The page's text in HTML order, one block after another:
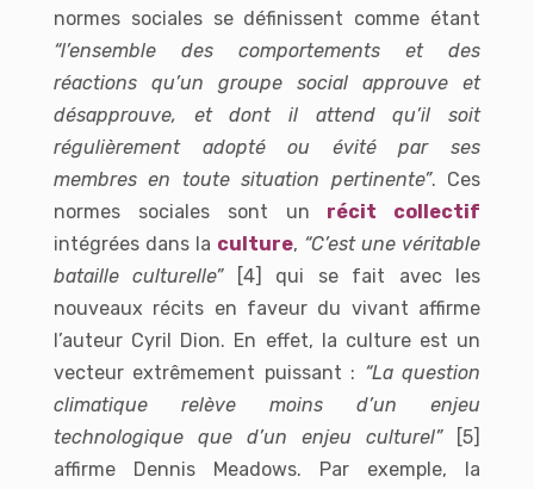
normes sociales se définissent comme étant
“l’ensemble des comportements et des
réactions qu’un groupe social approuve et
désapprouve, et dont il attend qu’il soit
régulièrement adopté ou évité par ses
membres en toute situation pertinente”. Ces
normes sociales sont un récit collectif
intégrées dans la culture, “C’est une véritable
bataille culturelle”
[4] qui se fait avec les
nouveaux récits en faveur du vivant affirme
l’auteur Cyril Dion. En effet, l a culture est un
vecteur extrêmement puissant : “La question
climatique relève moins d’un enjeu
technologique que d’un enjeu culturel”
[5]
affirme Dennis Meadows.
Par exemple, la